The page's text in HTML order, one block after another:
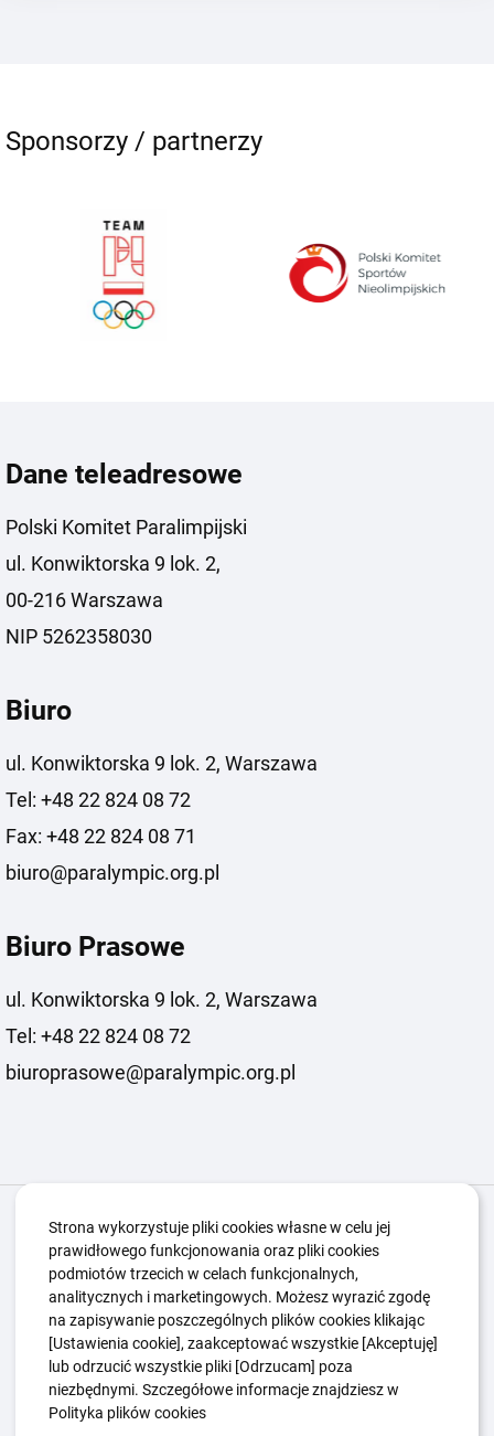
Sponsorzy / partnerzy
Dane teleadresowe
Polski Komitet Paralimpijski
ul. Konwiktorska 9 lok. 2,
00-216 Warszawa
NIP 5262358030
Biuro
ul. Konwiktorska 9 lok. 2, Warszawa
Tel: +48 22 824 08 72
Fax: +48 22 824 08 71
biuro@paralympic.org.pl
Biuro Prasowe
ul. Konwiktorska 9 lok. 2, Warszawa
Tel: +48 22 824 08 72
biuroprasowe@paralympic.org.pl
Igrzyska Paralimpijskie O nas
Kwalifikacje ZSK
Kluby Aktualności
Edukacja
Guttmanny Kontakt
Polityka Ochrony Dzieci
Sygnaliści
Polityka plików cookie
Strona wykorzystuje pliki cookies własne w celu jej
prawidłowego funkcjonowania oraz pliki cookies
podmiotów trzecich w celach funkcjonalnych,
analitycznych i marketingowych. Możesz wyrazić zgodę
na zapisywanie poszczególnych plików cookies klikając
[Ustawienia cookie], zaakceptować wszystkie [Akceptuję]
lub odrzucić wszystkie pliki [Odrzucam] poza
niezbędnymi. Szczegółowe informacje znajdziesz w
Polityka plików cookies